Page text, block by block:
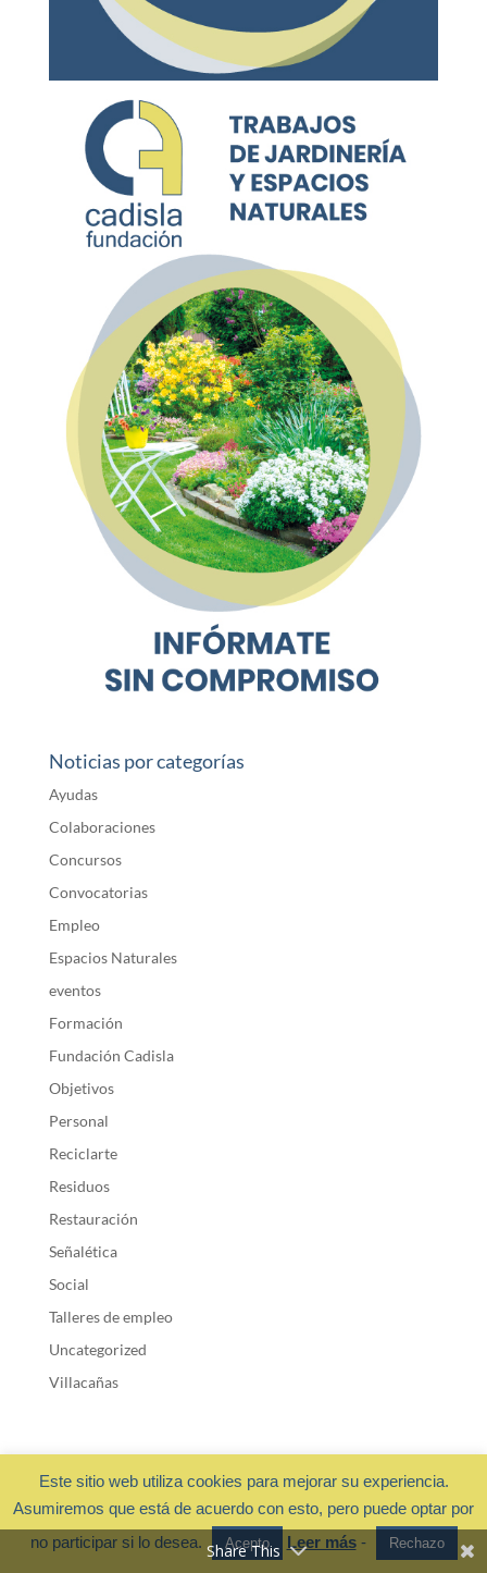
Noticias por categorías
Ayudas
Colaboraciones
Concursos
Convocatorias
Empleo
Espacios Naturales
eventos
Formación
Fundación Cadisla
Objetivos
Personal
Reciclarte
Residuos
Restauración
Señalética
Social
Talleres de empleo
Uncategorized
Villacañas
Fundación Cadisla 2018 ·Privacidad y cookies - Diseño web:
OchoalCuadradoDESIGN
Este sitio web utiliza cookies para mejorar su experiencia.
Asumiremos que está de acuerdo con esto, pero puede optar por
no participar si lo desea.
Acepto Leer más- Rechazo
Share This